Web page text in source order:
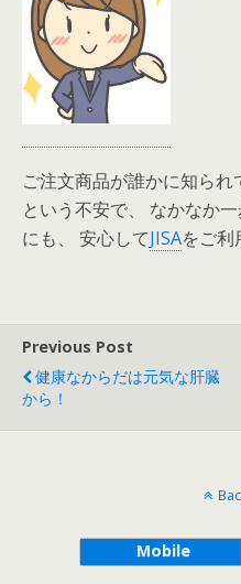
ご注文商品が誰かに知られ
という不安で、 なかなか
にも、 安心してJISAをご利
Previous Post
健康なからだは元気な肝臓
から！
Mobile